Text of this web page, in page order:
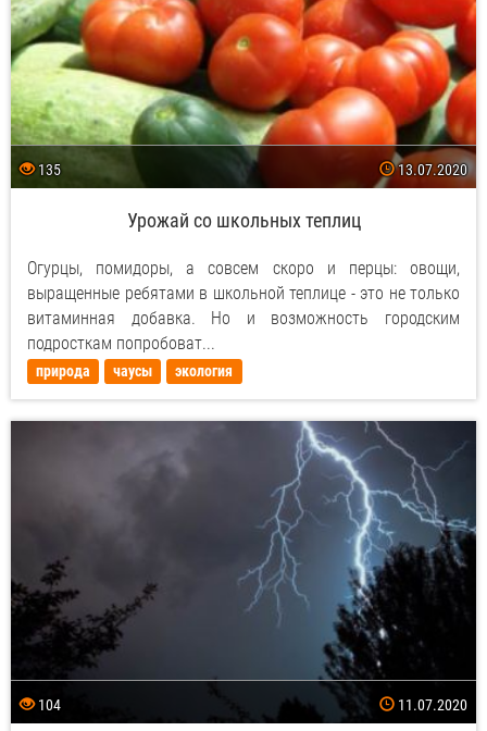
135 13.07.2020
Урожай со школьных теплиц
Огурцы, помидоры, а совсем скоро и перцы: овощи,
выращенные ребятами в школьной теплице - это не только
витаминная добавка. Но и возможность городским
подросткам попробоват...
природа чаусы экология
104 11.07.2020